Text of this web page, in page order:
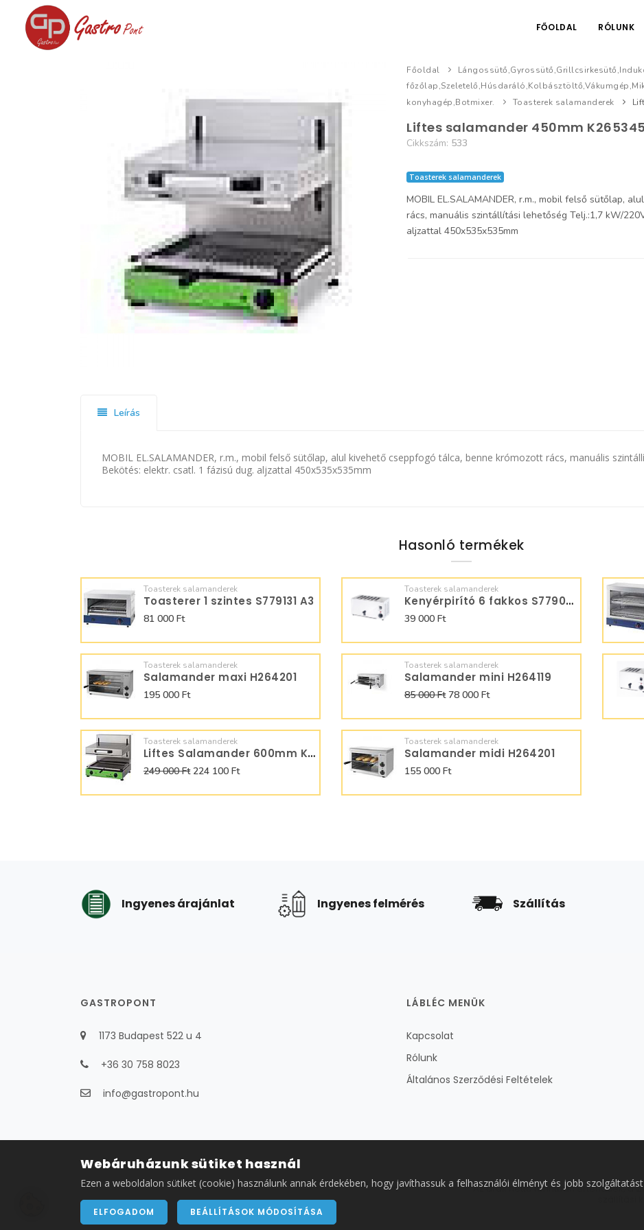
Webáruházunk sütiket használ
Ezen a weboldalon sütiket (cookie) használunk annak érdekében, hogy javíthassuk a felhasználói élményt és jobb
ELFOGADOM BEÁLLÍTÁSOK MÓDOSÍTÁSA
FŐOLDAL RÓLUNK
Főoldal
konyhagép,Botmixer.
Toasterek salamanderek
Liftes salamander 450mm K265345
Cikkszám: 533
Toasterek salamanderek
MOBIL EL.SALAMANDER, r.m., mobil felső sütőlap,
rács, manuális szintállítási lehetőség Telj.:1,7 kW/
aljzattal 450x535x535mm
Leírás
MOBIL EL.SALAMANDER, r.m., mobil felső sütőlap, alul kivehető cseppfogó tálca, benne krómozott rács, manuális
Bekötés: elektr. csatl. 1 fázisú dug. aljzattal 450x535x535mm
Hasonló termékek
Toasterek salamanderek
Toasterer 1 szintes S779131 A3
81 000 Ft
Toasterek salamanderek
Kenyérpirító 6 fakkos S779060
39 000 Ft
Toasterek salamanderek
Salamander maxi H264201
195 000 Ft
Toasterek salamanderek
Salamander mini H264119
85 000 Ft78 000 Ft
Toasterek salamanderek
Liftes Salamander 600mm K265360
249 000 Ft224 100 Ft
Toasterek salamanderek
Salamander midi H264201
155 000 Ft
Ingyenes árajánlat Ingyenes felmérés Szállítás
GASTROPONT
1173 Budapest 522 u 4
+36 30 758 8023
info@gastropont.hu
LÁBLÉC MENÜK
Kapcsolat
Rólunk
Általános Szerződési Feltételek
Az árak nettó forintban értendőek, a